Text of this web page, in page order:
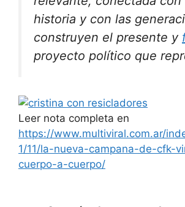
historia y con las
construyen el presente y
proyecto político que
Leer nota completa en
https://www.multiviral.com.ar/
1/11/la-nueva-campana-de-cfk-
cuerpo-a-cuerpo/